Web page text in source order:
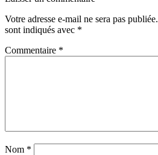
Votre adresse e-mail ne sera pas publiée.
sont indiqués avec *
Commentaire *
Nom *